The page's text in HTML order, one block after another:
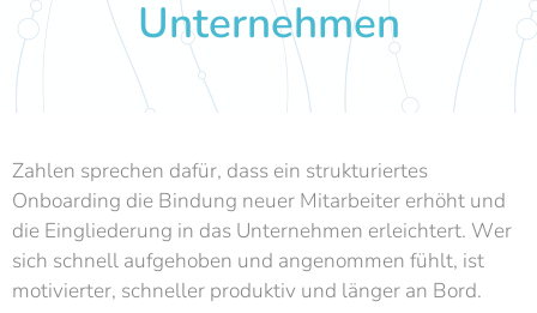
Unternehmen
Zahlen sprechen dafür, dass ein strukturiertes
Onboarding die Bindung neuer Mitarbeiter erhöht und
die Eingliederung in das Unternehmen erleichtert. Wer
sich schnell aufgehoben und angenommen fühlt, ist
motivierter, schneller produktiv und länger an Bord.